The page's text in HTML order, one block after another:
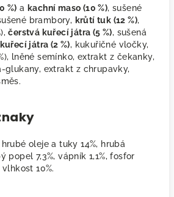
%) a kachní maso (10 %), sušené
brambory, krůtí tuk (12 %),
čerstvá kuřecí játra (5 %), sušená
játra (2 %), kukuřičné vločky,
lněné semínko, extrakt z čekanky,
glukany, extrakt z chrupavky,
oleje a tuky 14%, hrubá
popel 7,3%, vápník 1,1%, fosfor
vlhkost 10%.